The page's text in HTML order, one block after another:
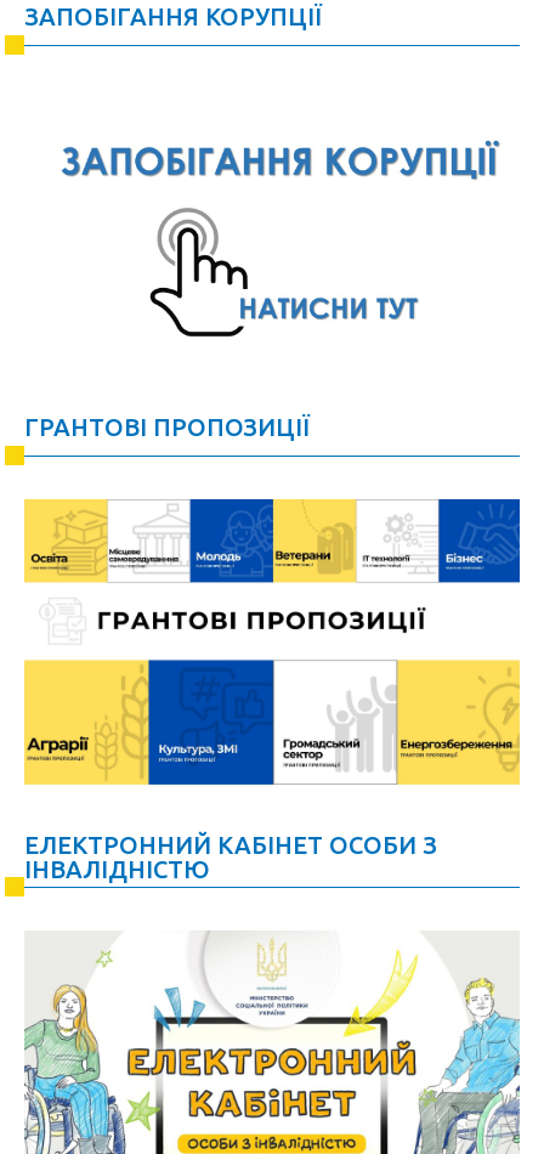
ЗАПОБІГАННЯ КОРУПЦІЇ
ГРАНТОВІ ПРОПОЗИЦІЇ
ЕЛЕКТРОННИЙ КАБІНЕТ ОСОБИ З
ІНВАЛІДНІСТЮ